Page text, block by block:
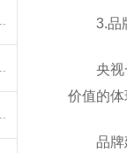
3.品
央视
价值的
品牌